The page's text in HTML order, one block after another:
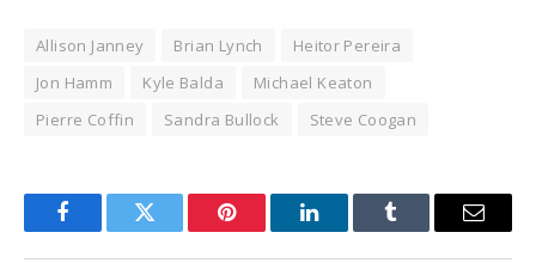
Allison Janney Brian Lynch
Heitor Pereira
Jon Hamm
Kyle Balda
Michael Keaton
Pierre Coffin
Sandra Bullock Steve Coogan
FacebookTwitter Pinterest LinkedInTumblr Email